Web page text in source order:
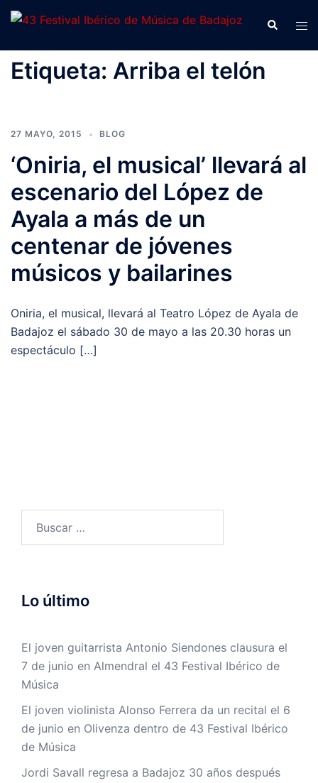
Saltar
Buscar
Etiqueta: Arriba el telón
27 MAYO, 2015 BLOG
‘Oniria, el musical’ llevará al
escenario del López de
Ayala a más de un
centenar de jóvenes
músicos y bailarines
Oniria, el musical, llevará al Teatro López de Ayala de
Badajoz el sábado 30 de mayo a las 20.30 horas un
espectáculo […]
Lo último
El joven guitarrista Antonio Siendones clausura el
7 de junio en Almendral el 43 Festival Ibérico de
Música
El joven violinista Alonso Ferrera da un recital el 6
de junio en Olivenza dentro de 43 Festival Ibérico
de Música
Jordi Savall regresa a Badajoz 30 años después